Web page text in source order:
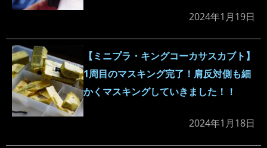
2024年1月19日
【ミニプラ・キングコーカサスカブト】
1周目のマスキング完了！肩反対側も細
かくマスキングしていきました！！
2024年1月18日